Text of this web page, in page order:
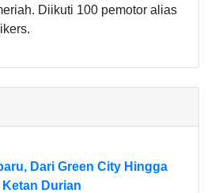
Diikuti 100 pemotor alias
Dari Green City Hingga
Ketan Durian